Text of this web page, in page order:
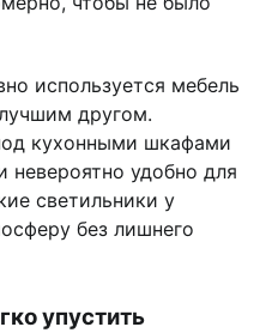
используется мебель
другом.
кухонными шкафами
невероятно удобно для
светильники у
без лишнего
упустить